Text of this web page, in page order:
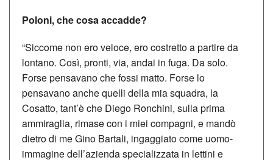
Poloni, che cosa accadde?
“Siccome non ero veloce, ero costretto a partire da
lontano. Così, pronti, via, andai in fuga. Da solo.
Forse pensavano che fossi matto. Forse lo
pensavano anche quelli della mia squadra, la
Cosatto, tant’è che Diego Ronchini, sulla prima
ammiraglia, rimase con i miei compagni, e mandò
dietro di me Gino Bartali, ingaggiato come uomo-
immagine dell’azienda specializzata in lettini e